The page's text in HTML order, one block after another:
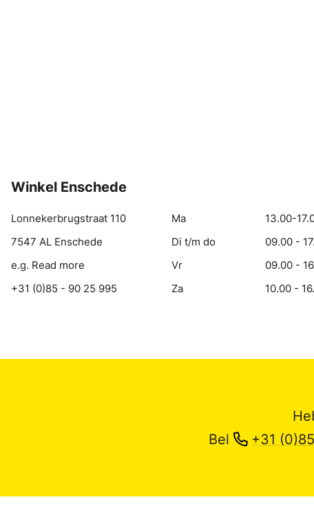
Winkel Enschede
Lonnekerbrugstraat 110
7547 AL Enschede
e.g. Read more
+31 (0)85 - 90 25 995
Ma
13.00-
Di t/m do
09.00 -
Vr
09.00 -
Za
10.00 -
Bel
+31